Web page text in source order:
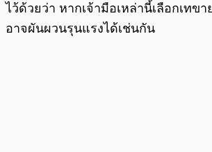
ไว้ด้วยว่า หากเจ้ามือเหล่านี้เลือกเทข
อาจผันผวนรุนแรงได้เช่นกัน